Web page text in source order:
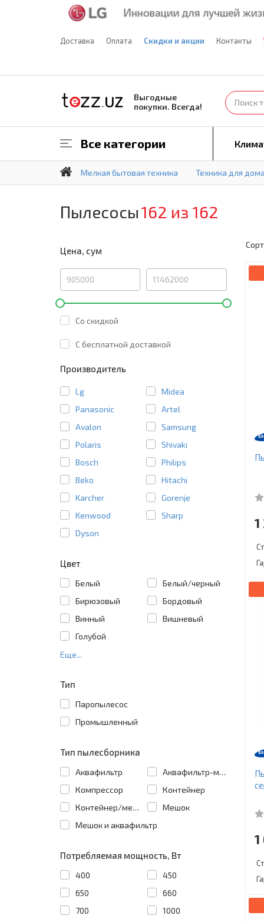
Доставка Оплата Скидки и акции Контакты
Выгодные
покупки. Всегда!
Все категории
Мелкая бытовая техника Техника для дома
Пылесосы162 из 162
Цена, сум
Со скидкой
C бесплатной доставкой
Производитель
Lg
Midea
Panasonic
Artel
Avalon
Samsung
Polaris
Shivaki
Bosch
Philips
Beko
Hitachi
Karcher
Gorenje
Kenwood
Sharp
Dyson
Цвет
Белый
Белый/черный
Бирюзовый
Бордовый
Винный
Вишневый
Голубой
Еще...
Тип
Паропылесос
Промышленный
Тип пылесборника
Аквафильтр
Аквафильтр-мешок
Компрессор
Контейнер
Контейнер/мешок
Мешок
Мешок и аквафильтр
Потребляемая мощность, Вт
400
450
650
660
700
1000